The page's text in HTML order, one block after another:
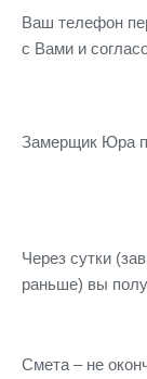
Ваш телефон
с Вами и
Замерщик Юра
Через сутки
раньше) вы
Смета – не